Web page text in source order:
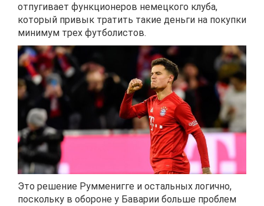
отпугивает функционеров немецкого клуба,
который привык тратить такие деньги на покупки
минимум трех футболистов.
Это решение Румменигге и остальных логично,
поскольку в обороне у Баварии больше проблем